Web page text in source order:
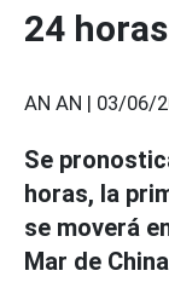
24 horas
AN AN | 03/06/
Se
horas, la
se moverá
Mar de